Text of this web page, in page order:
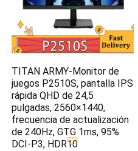
TITAN ARMY-Monitor de
juegos P2510S, pantalla IPS
rápida QHD de 24,5
pulgadas, 2560×1440,
frecuencia de actualización
de 240Hz, GTG 1ms, 95%
DCI-P3, HDR10